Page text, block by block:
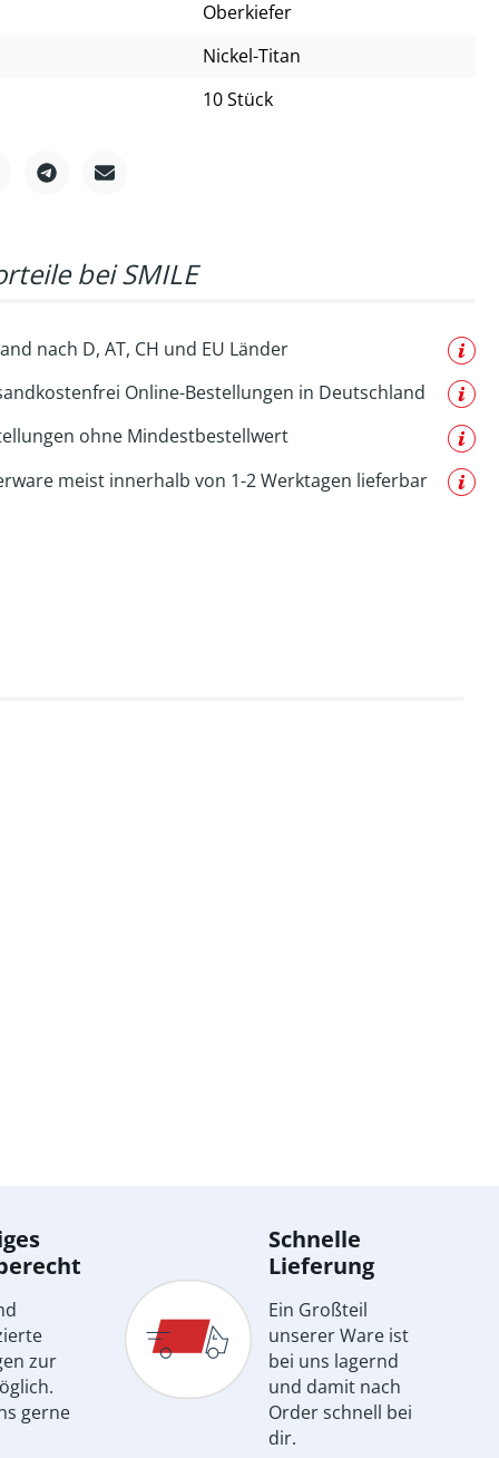
Oberkiefer
Nickel-Titan
10 Stück
bei SMILE
nach D, AT, CH und EU Länder
Online-Bestellungen in Deutschland
ohne Mindestbestellwert
meist innerhalb von 1-2 Werktagen lieferbar
zur
gerne
Schnelle
Lieferung
Ein Großteil
unserer Ware ist
bei uns lagernd
und damit nach
Order schnell bei
dir.